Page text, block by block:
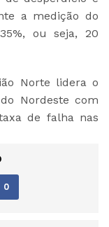
a medição do
ou seja, 20
Norte lidera o
Nordeste com
de falha nas
0